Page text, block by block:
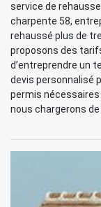
service de
charpente 58,
rehaussé plus de
proposons des
d’entreprendre un
devis personnalisé
permis nécessaires
nous chargerons de